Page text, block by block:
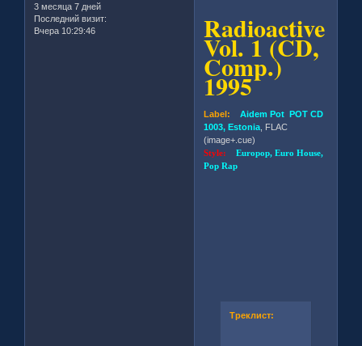
3 месяца 7 дней
Последний визит:
Вчера 10:29:46
Radioactive
Vol. 1 (CD,
Comp.)
1995
Label: Aidem Pot POT CD
1003, Estonia , FLAC
(image+.cue)
Style:Europop, Euro House,
Pop Rap
Треклист: